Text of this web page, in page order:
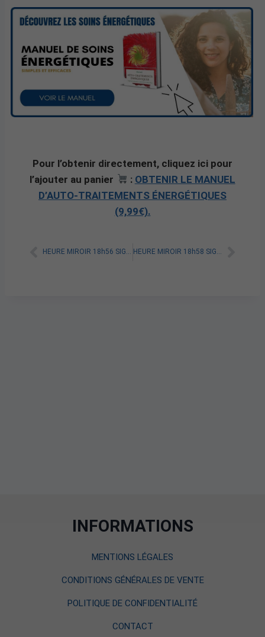
Pour l’obtenir directement, cliquez ici pour
l’ajouter au panier
: OBTENIR LE MANUEL
D’AUTO-TRAITEMENTS ÉNERGÉTIQUES
(9,99€).
HEURE MIROIR 18h56 SIGNIFICATION SPIRITUELLE [A LIRE] HEURE MIROIR 18h58 SIGNIFICATION SPIRITUELLE [A LIRE]
INFORMATIONS
MENTIONS LÉGALES
CONDITIONS GÉNÉRALES DE VENTE
POLITIQUE DE CONFIDENTIALITÉ
CONTACT